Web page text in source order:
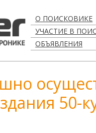
О ПОИСКОВИКЕ
УЧАСТИЕ В
ОБЪЯВЛЕНИЯ
50-